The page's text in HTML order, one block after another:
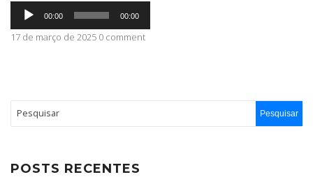
CONTATO
Tocador
áudio
00:00 00:00
17 de março de 2025 0 comment
POSTS RECENTES